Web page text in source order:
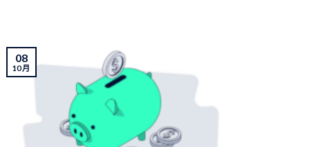
08
10 月